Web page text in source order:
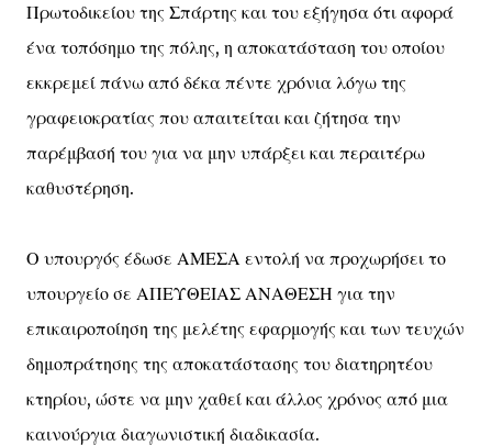
Πρωτοδικείου της Σπάρτης και του εξήγησα ότι αφορά
ένα τοπόσημο της πόλης, η αποκατάσταση του οποίου
εκκρεμεί πάνω από δέκα πέντε χρόνια λόγω της
γραφειοκρατίας που απαιτείται και ζήτησα την
παρέμβασή του για να μην υπάρξει και περαιτέρω
καθυστέρηση.
Ο υπουργός έδωσε ΑΜΕΣΑ εντολή να προχωρήσει το
υπουργείο σε ΑΠΕΥΘΕΙΑΣ ΑΝΑΘΕΣΗ για την
επικαιροποίηση της μελέτης εφαρμογής και των τευχών
δημοπράτησης της αποκατάστασης του διατηρητέου
κτηρίου, ώστε να μην χαθεί και άλλος χρόνος από μια
καινούργια διαγωνιστική διαδικασία.